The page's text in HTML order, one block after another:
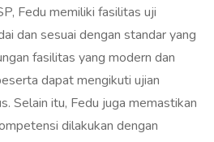
Fedu memiliki fasilitas uji
dan sesuai dengan standar yang
fasilitas yang modern dan
dapat mengikuti ujian
Selain itu, Fedu juga memastikan
dilakukan dengan